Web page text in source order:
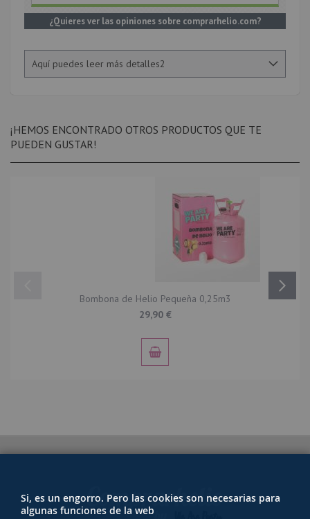
¿Quieres ver las opiniones sobre comprarhelio.com?
Aquí puedes leer más detalles2
¡HEMOS ENCONTRADO OTROS PRODUCTOS QUE TE
PUEDEN GUSTAR!
Bombona de Helio Pequeña 0,25m3
29,90 €
Si, es un engorro. Pero las cookies son necesarias para
algunas funciones de la web